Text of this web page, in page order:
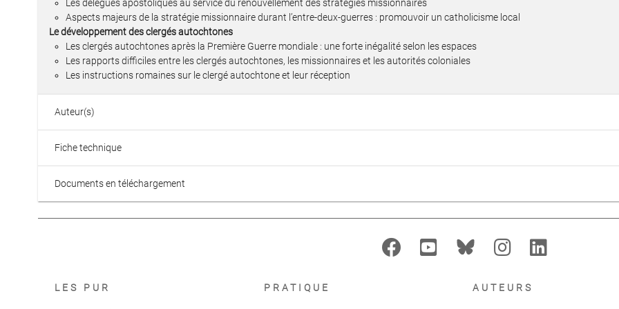
Les délégués apostoliques au service du renouvellement des stratégies missionnaires
Aspects majeurs de la stratégie missionnaire durant l’entre-deux-guerres : promouvoir un catholicisme local
Le développement des clergés autochtones
Les clergés autochtones après la Première Guerre mondiale : une forte inégalité selon les espaces
Les rapports difficiles entre les clergés autochtones, les missionnaires et les autorités coloniales
Les instructions romaines sur le clergé autochtone et leur réception
Auteur(s)
Fiche technique
Documents en téléchargement
LES PUR PRATIQUE AUTEURS